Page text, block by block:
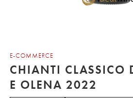
E-COMMERCE
CHIANTI CLASSICO
E OLENA 2022